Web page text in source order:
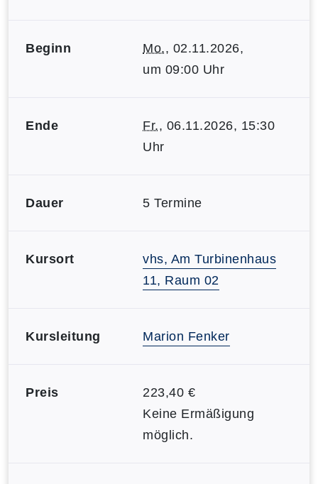
Beginn Mo., 02.11.2026,
um 09:00 Uhr
Ende Fr., 06.11.2026, 15:30
Uhr
Dauer 5 Termine
Kursort
vhs, Am Turbinenhaus
11, Raum 02
Kursleitung Marion Fenker
Preis
223,40 €
Keine Ermäßigung
möglich.